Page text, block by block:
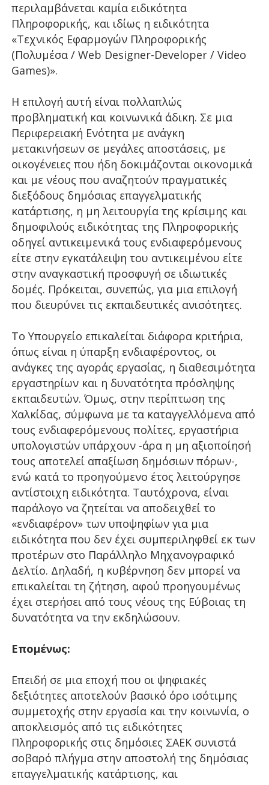
περιλαμβάνεται καμία ειδικότητα
Πληροφορικής, και ιδίως η ειδικότητα
«Τεχνικός Εφαρμογών Πληροφορικής
(Πολυμέσα / Web Designer-Developer / Video
Games)».
Η επιλογή αυτή είναι πολλαπλώς
προβληματική και κοινωνικά άδικη. Σε μια
Περιφερειακή Ενότητα με ανάγκη
μετακινήσεων σε μεγάλες αποστάσεις, με
οικογένειες που ήδη δοκιμάζονται οικονομικά
και με νέους που αναζητούν πραγματικές
διεξόδους δημόσιας επαγγελματικής
κατάρτισης, η μη λειτουργία της κρίσιμης και
δημοφιλούς ειδικότητας της Πληροφορικής
οδηγεί αντικειμενικά τους ενδιαφερόμενους
είτε στην εγκατάλειψη του αντικειμένου είτε
στην αναγκαστική προσφυγή σε ιδιωτικές
δομές. Πρόκειται, συνεπώς, για μια επιλογή
που διευρύνει τις εκπαιδευτικές ανισότητες.
Το Υπουργείο επικαλείται διάφορα κριτήρια,
όπως είναι η ύπαρξη ενδιαφέροντος, οι
ανάγκες της αγοράς εργασίας, η διαθεσιμότητα
εργαστηρίων και η δυνατότητα πρόσληψης
εκπαιδευτών. Όμως, στην περίπτωση της
Χαλκίδας, σύμφωνα με τα καταγγελλόμενα από
τους ενδιαφερόμενους πολίτες, εργαστήρια
υπολογιστών υπάρχουν -άρα η μη αξιοποίησή
τους αποτελεί απαξίωση δημόσιων πόρων-,
ενώ κατά το προηγούμενο έτος λειτούργησε
αντίστοιχη ειδικότητα. Ταυτόχρονα, είναι
παράλογο να ζητείται να αποδειχθεί το
«ενδιαφέρον» των υποψηφίων για μια
ειδικότητα που δεν έχει συμπεριληφθεί εκ των
προτέρων στο Παράλληλο Μηχανογραφικό
Δελτίο. Δηλαδή, η κυβέρνηση δεν μπορεί να
επικαλείται τη ζήτηση, αφού προηγουμένως
έχει στερήσει από τους νέους της Εύβοιας τη
δυνατότητα να την εκδηλώσουν.
Επομένως:
Επειδή σε μια εποχή που οι ψηφιακές
δεξιότητες αποτελούν βασικό όρο ισότιμης
συμμετοχής στην εργασία και την κοινωνία, ο
αποκλεισμός από τις ειδικότητες
Πληροφορικής στις δημόσιες ΣΑΕΚ συνιστά
σοβαρό πλήγμα στην αποστολή της δημόσιας
επαγγελματικής κατάρτισης, και